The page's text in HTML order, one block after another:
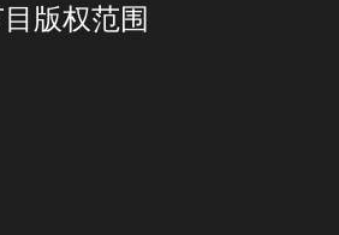
版权范围
亮度